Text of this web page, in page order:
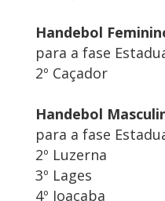
Handebol
para a fase
2º Caçador
Handebol
para a fase
2º Luzerna
3º Lages
4º Joaçaba